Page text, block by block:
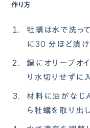
作り方
牡蠣は⽔で洗って
に30 分ほど漬け
鍋にオリーブオ
り⽔切りせずに
材料に油がなじ
ら牡蠣を取り出